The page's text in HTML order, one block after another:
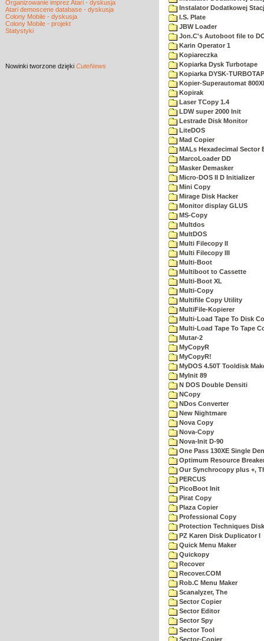
Organizowanie imprez Atari - dyskusja
Atari demoscene database - dyskusja
Colony Mobile - dyskusja
Colony Mobile - projekt
Statystyki
Nowinki tworzone dzięki CuteNews
Instalator Dodatkowej
I.S. Plate
JBW Loader
Jon.C's Autoboot file to
Karin Operator 1
Kopiareczka
Kopiarka Dysk Turbotape
Kopiarka DYSK-
Kopier-Superautomat
Kopirak
Laser TCopy 1.4
LDW super 2000 Init
Lestrade Disk Monitor
LiteDOS
Mad Copier
MALs Hexadecimal Sector
MarcoLoader DD
Masker Demasker
Micro-DOS II D Initializer
Mini Copy
Mirage Disk Hacker
Monitor display GLUS
MS-Copy
Multdos
MultDOS
Multi Filecopy II
Multi Filecopy III
Multi-Boot
Multiboot to Cassette
Multi-Boot XL
Multi-Copy
Multifile Copy Utility
MultiFile-Kopierer
Multi-Load Tape To Disk
Multi-Load Tape To Tape
Mutar-2
MyCopyR
MyCopyR!
MyDOS 4.50T Tooldisk
MyInit 89
N DOS Double Densiti
NCopy
NDos Converter
New Nightmare
Nova Copy
Nova-Copy
Nova-Init D-90
One Pass 130XE Single
Optimum Resource
Our Synchrocopy plus +,
PERCUS
PicoBoot Init
Pirat Copy
Plaza Copier
Professional Copy
Protection Techniques
PZ Karen Disk Duplicator I
Quick Menu Maker
Quickopy
Recover
Recover.COM
Rob.C Menu Maker
Scanalyzer, The
Sector Copier
Sector Editor
Sector Spy
Sector Tool
Sector-Copier